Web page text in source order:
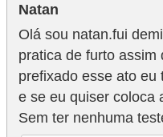
Natan
Olá sou natan.fui
pratica de furto assim
prefixado esse ato
e se eu quiser coloca
Sem ter nenhuma